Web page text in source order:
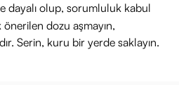
dayalı olup, sorumluluk kabul
dozu aşmayın,
Serin, kuru bir yerde saklayın.